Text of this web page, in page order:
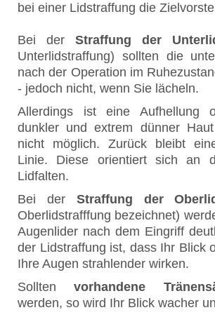
bei einer Lidstraffung die
Bei der Straffung der
Unterlidstraffung) sollten die
nach der Operation im
- jedoch nicht, wenn Sie lächeln.
Allerdings ist eine Aufhellung
dunkler und extrem dünner
nicht möglich. Zurück bleibt
Linie. Diese orientiert sich an
Lidfalten.
Bei der Straffung der
Oberlidstrafffung bezeichnet)
Augenlider nach dem Eingriff
der Lidstraffung ist, dass Ihr Blick
Ihre Augen strahlender wirken.
Solltenvorhandene
werden, so wird Ihr Blick wacher